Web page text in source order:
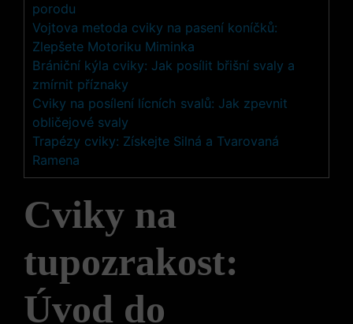
porodu
Vojtova metoda cviky na pasení koníčků:
Zlepšete Motoriku Miminka
Brániční kýla cviky: Jak posílit břišní svaly a
zmírnit příznaky
Cviky na posílení lícních svalů: Jak zpevnit
obličejové svaly
Trapézy cviky: Získejte Silná a Tvarovaná
Ramena
Cviky na
tupozrakost:
Úvod do